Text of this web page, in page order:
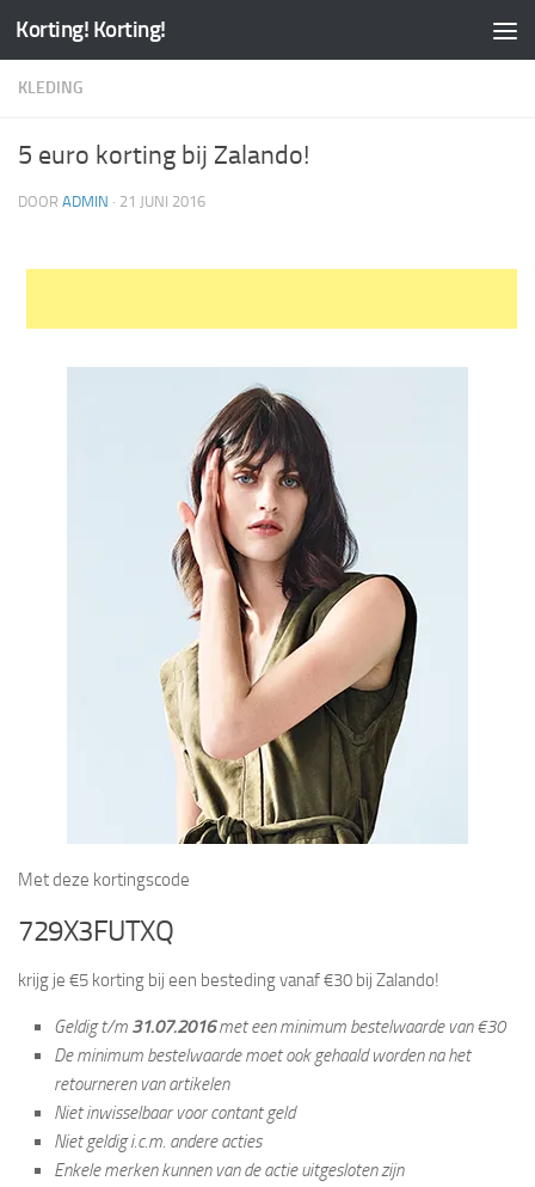
Korting! Korting!
KLEDING
5 euro korting bij Zalando!
DOOR ADMIN · 21 JUNI 2016
Met deze kortingscode
729X3FUTXQ
krijg je €5 korting bij een besteding vanaf €30 bij Zalando!
Geldig t/m 31.07.2016met een minimum bestelwaarde van €30
De minimum bestelwaarde moet ook gehaald worden na het
retourneren van artikelen
Niet inwisselbaar voor contant geld
Niet geldig i.c.m. andere acties
Enkele merken kunnen van de actie uitgesloten zijn